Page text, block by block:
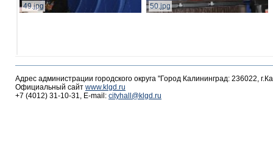
49.jpg 50.jpg
Адрес администрации городского округа "Город Калининград: 236022,
Официальный сайт www.klgd.ru
+7 (4012) 31-10-31, E-mail: cityhall@klgd.ru